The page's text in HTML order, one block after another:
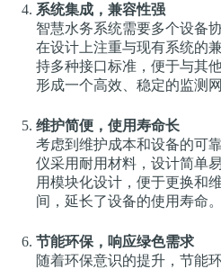
系统集成，兼容性强
智慧水务系统需要多个设备
在设计上注重与现有系统的
持多种接口标准，便于与其
形成一个高效、稳定的监测网
维护简便，使用寿命长
考虑到维护成本和设备的可
仪采用耐用材料，设计简单
用模块化设计，便于更换和
间，延长了设备的使用寿命。
节能环保，响应绿色需求
随着环保意识的提升，节能